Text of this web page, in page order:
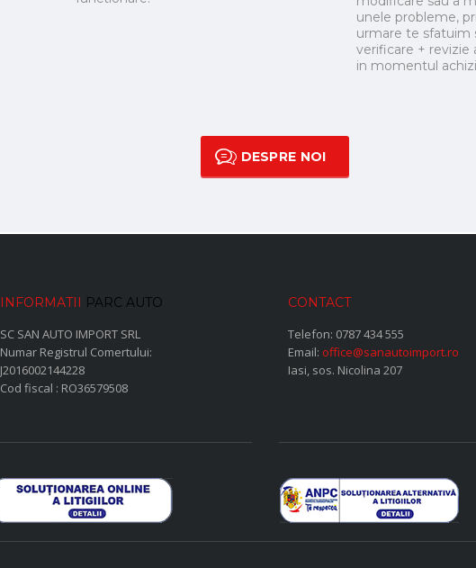
unele probleme,
urmare te sfatuim
verificare + revizie
in momentul
DESPRE NOI
INFORMATII PARC AUTO
SC SAN AUTO IMPORT SRL
Numar Registrul Comertului:
J2016002144228
Cod fiscal : RO36579508
CONTACT
Telefon: 0787 434 555
Email: office@sanautoimport.ro
Iasi, sos. Nicolina 207